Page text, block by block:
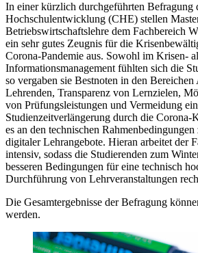
In einer kürzlich durchgeführten Befragung
Hochschulentwicklung (CHE) stellen
Betriebswirtschaftslehre dem Fachbereich
ein sehr gutes Zeugnis für die
Corona-Pandemie aus. Sowohl im Krisen-
Informationsmanagement fühlten sich die
so vergaben sie Bestnoten in den Bereichen
Lehrenden, Transparenz von Lernzielen,
von Prüfungsleistungen und Vermeidung
Studienzeitverlängerung durch die
es an den technischen
digitaler Lehrangebote. Hieran arbeitet der
intensiv, sodass die Studierenden zum
besseren Bedingungen für eine technisch
Durchführung von Lehrveranstaltungen
Die Gesamtergebnisse der Befragung
werden.